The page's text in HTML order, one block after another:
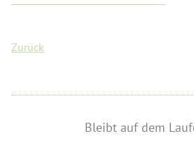
Zurück
Bleibt auf dem